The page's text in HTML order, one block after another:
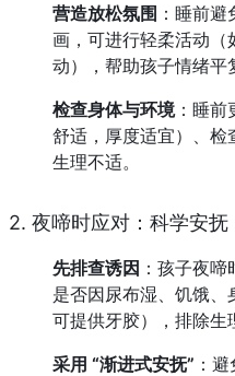
营造放松氛围 ：睡前
画，可进行轻柔活动（
动），帮助孩子情绪平
检查身体与环境：睡前
舒适，厚度适宜）、检
生理不适。
2. 夜啼时应对：科学安抚
先排查诱因 ：孩子夜
是否因尿布湿、饥饿、
可提供牙胶），排除生
采用 “渐进式安抚” ：